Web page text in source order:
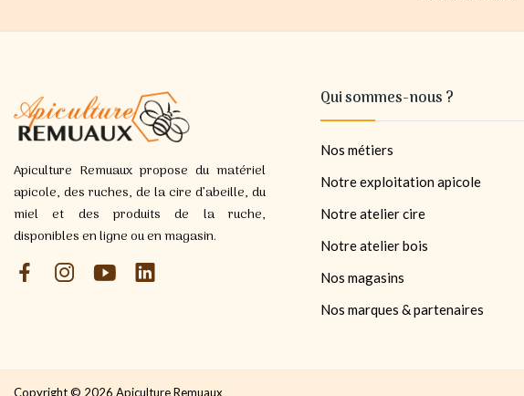
Apiculture Remuaux propose du matériel
apicole, des ruches, de la cire d’abeille, du
miel et des produits de la ruche,
disponibles en ligne ou en magasin.
Qui sommes-nous ?
Nos métiers
Notre exploitation apicole
Notre atelier cire
Notre atelier bois
Nos magasins
Nos marques & partenaires
Copyright © 2026 Apiculture Remuaux